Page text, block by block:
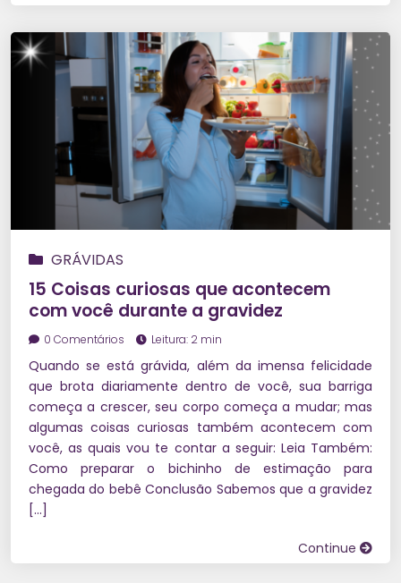
GRÁVIDAS
15 Coisas curiosas que acontecem
com você durante a gravidez
0 Comentários Leitura: 2 min
Quando se está grávida, além da imensa felicidade
que brota diariamente dentro de você, sua barriga
começa a crescer, seu corpo começa a mudar; mas
algumas coisas curiosas também acontecem com
você, as quais vou te contar a seguir: Leia Também:
Como preparar o bichinho de estimação para
chegada do bebê Conclusão Sabemos que a gravidez
[…]
Continue